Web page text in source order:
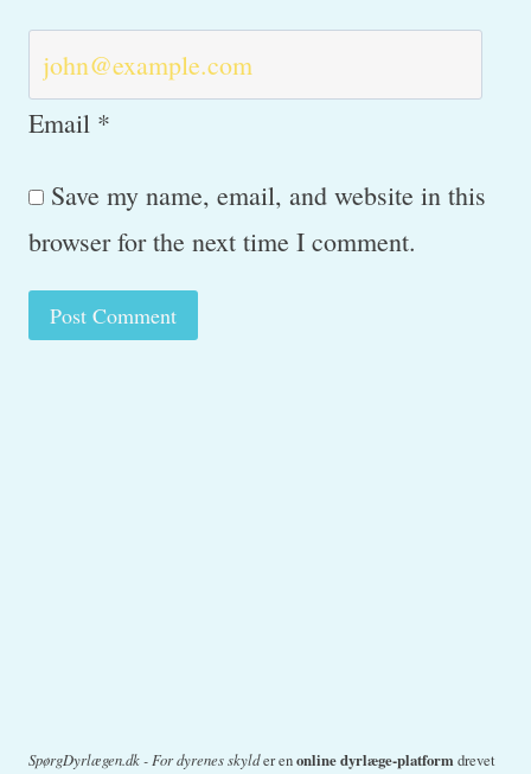
Email *
Save my name, email, and website in this
browser for the next time I comment.
SpørgDyrlægen.dk - For dyrenes skylder enonline dyrlæge-platformdrevet